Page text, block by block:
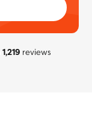
1,219reviews